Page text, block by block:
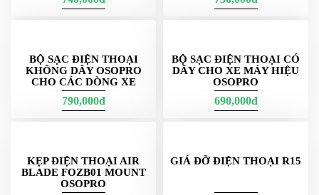
BỘ SẠC ĐIỆN THOẠI
KHÔNG DÂY OSOPRO
CHO CÁC DÒNG XE
790,000đ
BỘ SẠC ĐIỆN THOẠI CÓ
DÂY CHO XE MÁY HIỆU
OSOPRO
690,000đ
KẸP ĐIỆN THOẠI AIR
BLADE FOZB01 MOUNT
OSOPRO
GIÁ ĐỠ ĐIỆN THOẠI R15